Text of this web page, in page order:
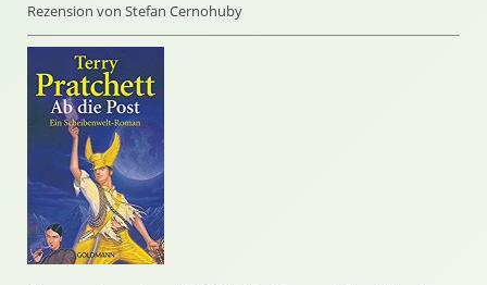
Rezension von Stefan Cernohuby